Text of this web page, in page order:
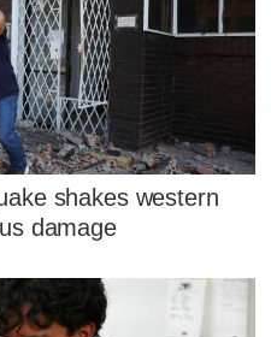
shakes western
damage